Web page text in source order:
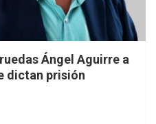
Ángel Aguirre a
dictan prisión